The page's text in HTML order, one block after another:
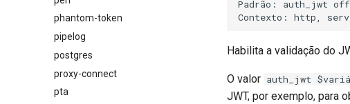
phantom-token
pipelog
postgres
proxy-connect
pta
Padrão: auth_jwt
Habilita a validação do
O valor auth_jwt
JWT, por exemplo, para